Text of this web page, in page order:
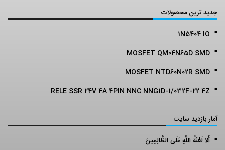
جدید ترین محصولات
1N5404 IO
MOSFET QM04N65D SMD
MOSFET NTD60N02R SMD
RELE SSR 24V 4A 4PIN NNC NNG1D-1/032F-22 4Z
آمار بازدید سایت
أَلَا لَعْنَةُ اللَّهِ عَلَى الظَّالِمِينَ